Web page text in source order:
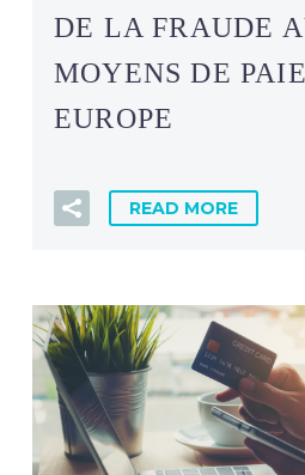
DE LA FRAUDE
MOYENS DE
EUROPE
READ MORE